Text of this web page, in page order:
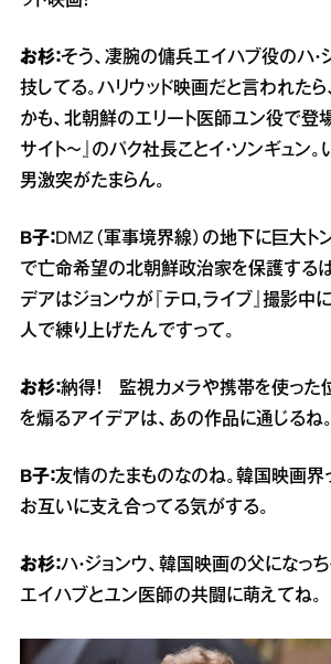
お杉：そう、凄腕の傭兵エイハブ役のハ・
技してる。ハリウッド映画だと言われたら
かも、北朝鮮のエリート医師ユン役で登
サイト～』のパク社長ことイ・ソンギュン
男激突がたまらん。
B子：DMZ（軍事境界線）の地下に巨大ト
で亡命希望の北朝鮮政治家を保護する
デアはジョンウが『テロ，ライブ』撮影中
人で練り上げたんですって。
お杉：納得！ 監視カメラや携帯を使った
を煽るアイデアは、あの作品に通じるね。
B子：友情のたまものなのね。韓国映画界
お互いに支え合ってる気がする。
お杉：ハ・ジョンウ、韓国映画の父になっ
エイハブとユン医師の共闘に萌えてね。